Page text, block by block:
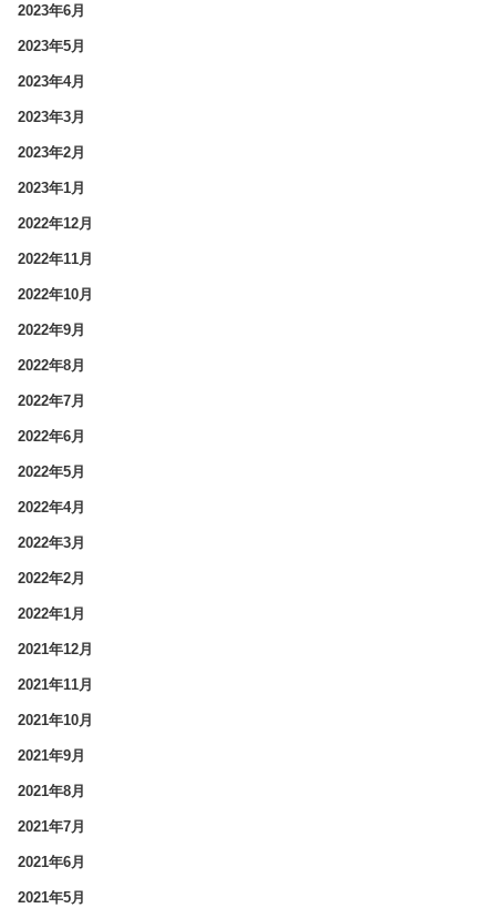
2023年6月
2023年5月
2023年4月
2023年3月
2023年2月
2023年1月
2022年12月
2022年11月
2022年10月
2022年9月
2022年8月
2022年7月
2022年6月
2022年5月
2022年4月
2022年3月
2022年2月
2022年1月
2021年12月
2021年11月
2021年10月
2021年9月
2021年8月
2021年7月
2021年6月
2021年5月